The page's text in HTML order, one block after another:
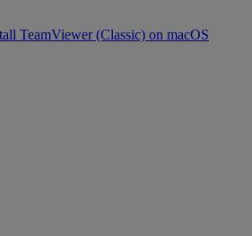
TeamViewer (Classic) on macOS